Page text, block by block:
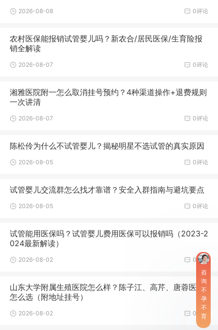
0评论
2026-08-08
农村医保能报销试管婴儿吗？新农合/居民医保/生育险报
销全解读
0评论
2026-08-07
湘雅医院附一怎么取消挂号预约？4种渠道操作+退费规则
一次讲清
0评论
2026-08-07
陈松伶为什么不试管婴儿？揭秘明星不选试管的真实原因
0评论
2026-08-05
试管婴儿交流群怎么找才靠谱？安全入群指南与避坑要点
0评论
2026-08-05
试管能用医保吗？试管婴儿费用医保可以报销吗（2023-2
024最新解读）
0评论
2026-08-02
山东大学附属生殖医院怎么样？陈子江、高芹、唐蓉医生
怎么选（附地址挂号）
0评论
2026-08-02
咨
询
不
孕
不
育